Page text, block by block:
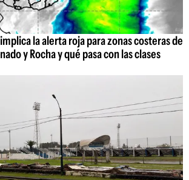
la alerta roja para zonas costeras de
y Rocha y qué pasa con las clases